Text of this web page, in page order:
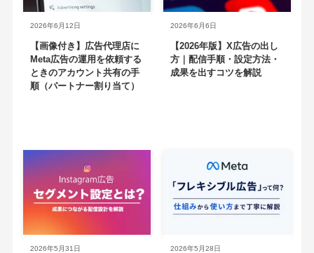
【画像付き】広告代理店に
Meta広告の運用を依頼する
ときのアカウント共有の手
順（パートナー割り当て）
2026年6月12日
【2026年版】X広告の出し
方｜配信手順・設定方法・
成果を出すコツを解説
2026年6月6日
2026年5月31日 2026年5月28日